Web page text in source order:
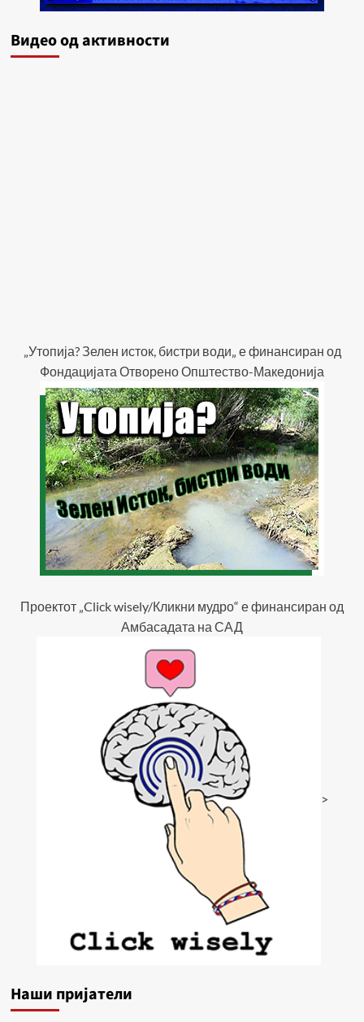
Видеo од активности
„Утопија? Зелен исток, бистри води„ е финансиран од
Фондацијата Отворено Општество-Македонија
Проектот „Click wisely/Кликни мудро“ е финансиран од
Амбасадата на САД
>
Наши пријатели